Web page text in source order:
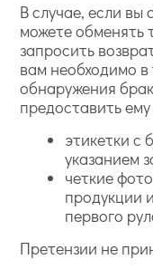
В случае, если вы
можете обменять
запросить
вам необходимо в
обнаружения
предоставить
этикетки с
указанием
четкие
продукции
первого
Претензии не